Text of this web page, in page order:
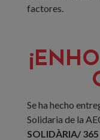
factores.
Se ha hecho
Solidaria de la
SOLIDÀRIA/ 365